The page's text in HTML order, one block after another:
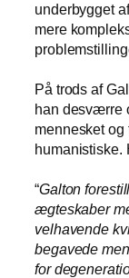
underbygget
mere
På trods af
han desværre
mennesket og
humanistiske.
“Galton
ægteskaber
velhavende
begavede
for